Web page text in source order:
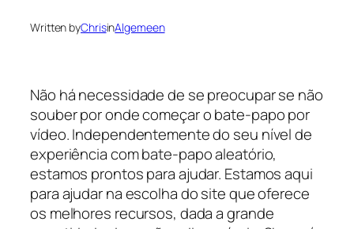
Written byChrisinAlgemeen
Não há necessidade de se preocupar se não
souber por onde começar o bate-papo por
vídeo. Independentemente do seu nível de
experiência com bate-papo aleatório,
estamos prontos para ajudar. Estamos aqui
para ajudar na escolha do site que oferece
os melhores recursos, dada a grande